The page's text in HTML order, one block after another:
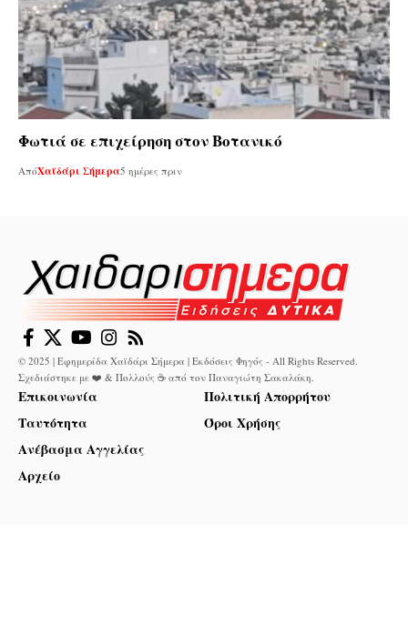
Φωτιά σε επιχείρηση στον Βοτανικό
ΑπόΧαϊδάρι Σήμερα5 ημέρες πριν
© 2025 | Εφημερίδα Χαϊδάρι Σήμερα | Εκδόσεις Φηγός - All Rights Reserved.
Σχεδιάστηκε με ❤️ & Πολλούς ☕ από τον Παναγιώτη Σακαλάκη
Επικοινωνία
Ταυτότητα
Ανέβασμα Αγγελίας
Αρχείο
Πολιτική Απορρήτου
Όροι Χρήσης